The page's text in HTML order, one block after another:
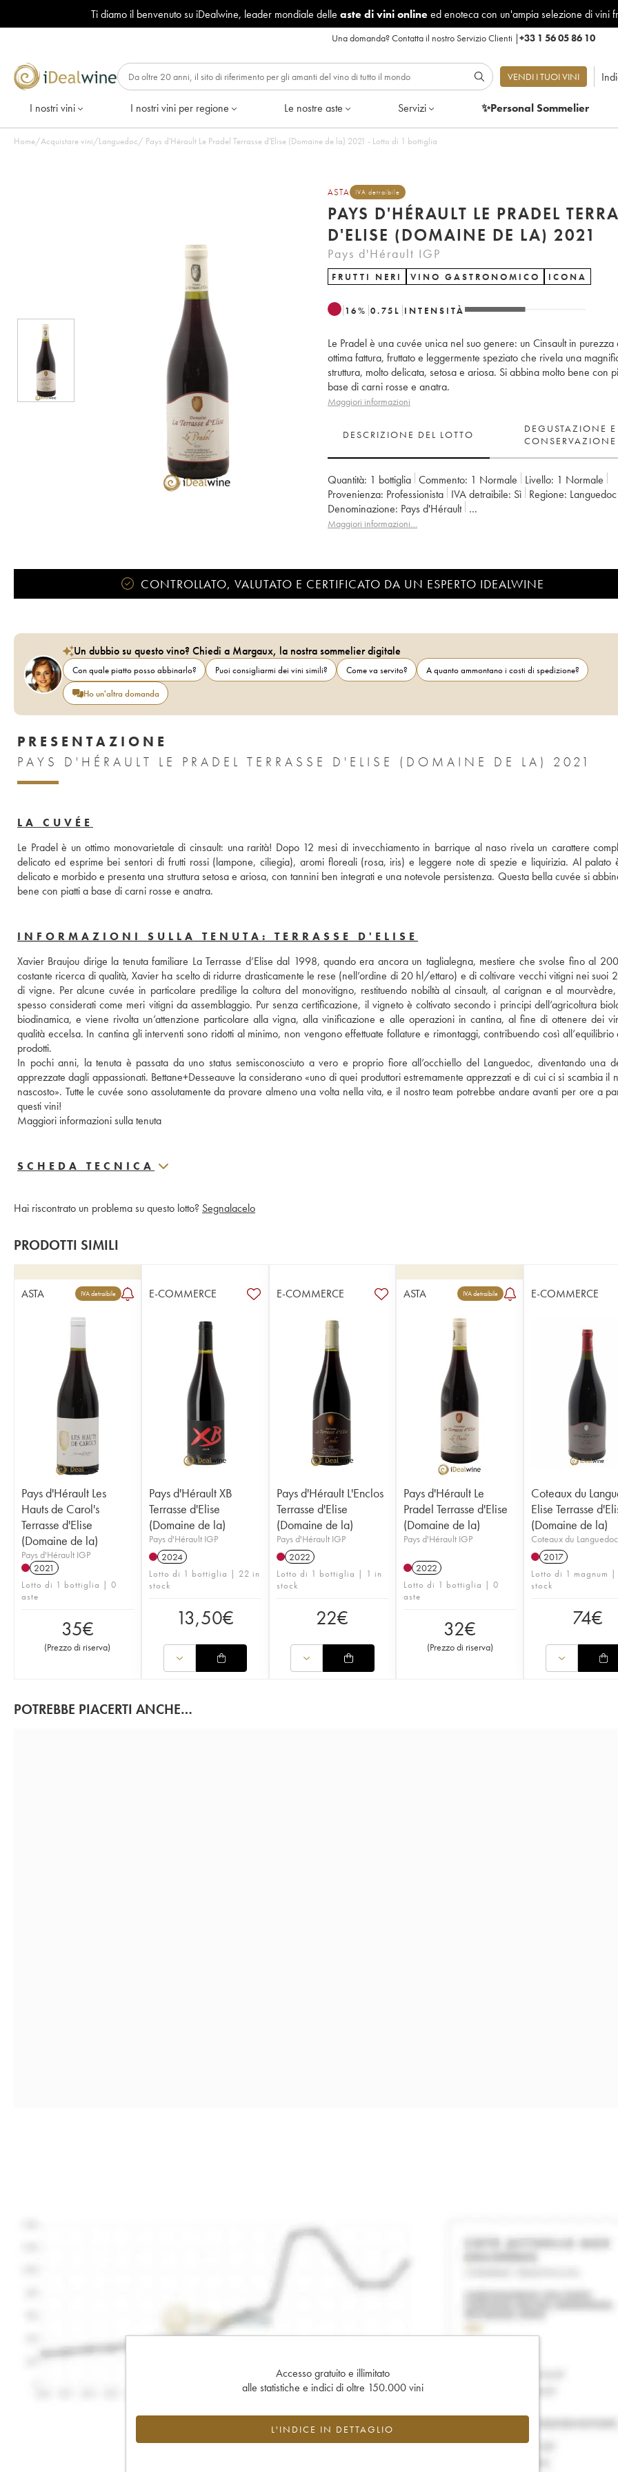
Ti diamo il benvenuto su iDealwine, leader mondiale delle aste di vini onlineed enoteca con un'ampia selezione di vini
Una domanda?Contatta il nostro Servizio Clienti |+33 1 56 05 86 10
VENDI I TUOI VINI
I nostri vini I nostri vini per regione Le nostre aste Servizi ✨Personal Sommelier
Home/Acquistare vini/Languedoc/ Pays d'Hérault Le Pradel Terrasse d'Elise (Domaine de la) 2021 - Lotto di 1 bottiglia
ASTA IVA detraibile
PAYS D'HÉRAULT LE PRADEL
D'ELISE (DOMAINE DE LA) 2021
Pays d'Hérault IGP
FRUTTI NERI VINO GASTRONOMICO ICONA
16% 0.75 L INTENSITÀ
Le Pradel è una cuvée unica nel suo genere: un Cinsault in purezza
ottima fattura, fruttato e leggermente speziato che rivela una
struttura, molto delicata, setosa e ariosa. Si abbina molto bene con
base di carni rosse e anatra.
Maggiori informazioni
DESCRIZIONE DEL LOTTO
DEGUSTAZIONE E
CONSERVAZIONE
Quantità: 1 bottiglia Commento: 1 Normale Livello: 1 Normale
Provenienza:
professionista IVA detraibile: sì Regione: Languedoc
Denominazione: Pays d'Hérault
Proprietario: Terrasse d'Elise (Domaine de la)
Maggiori informazioni…
CONTROLLATO, VALUTATO E CERTIFICATO DA UN ESPERTO IDEALWINE
Un dubbio su questo vino? Chiedi a Margaux, la nostra sommelier digitale
Con quale piatto posso abbinarlo? Puoi consigliarmi dei vini simili? Come va servito?
A quanto ammontano i costi di spedizione?
Ho un'altra domanda
PRESENTAZIONE
PAYS D'HÉRAULT LE PRADEL TERRASSE D'ELISE (DOMAINE DE LA) 2021
LA CUVÉE
Le Pradel è un ottimo monovarietale di cinsault: una rarità! Dopo 12 mesi di invecchiamento in barrique al naso rivela un carattere
delicato ed esprime bei sentori di frutti rossi (lampone, ciliegia), aromi floreali (rosa, iris) e leggere note di spezie e liquirizia. Al palato
delicato e morbido e presenta una struttura setosa e ariosa, con tannini ben integrati e una notevole persistenza. Questa bella cuvée si
bene con piatti a base di carni rosse e anatra.
INFORMAZIONI SULLA TENUTA: TERRASSE D'ELISE
Xavier Braujou dirige la tenuta familiare La Terrasse d’Elise dal 1998, quando era ancora un taglialegna, mestiere che svolse fino al
costante ricerca di qualità, Xavier ha scelto di ridurre drasticamente le rese (nell’ordine di 20 hl/ettaro) e di coltivare vecchi vitigni nei suoi
di vigne. Per alcune cuvée in particolare predilige la coltura del monovitigno, restituendo nobiltà al cinsault, al carignan e al
spesso considerati come meri vitigni da assemblaggio. Pur senza certificazione, il vigneto è coltivato secondo i principi dell’agricoltura
biodinamica, e viene rivolta un’attenzione particolare alla vigna, alla vinificazione e alle operazioni in cantina, al fine di ottenere dei
qualità eccelsa. In cantina gli interventi sono ridotti al minimo, non vengono effettuate follature e rimontaggi, contribuendo così all’equilibrio
prodotti.
In pochi anni, la tenuta è passata da uno status semisconosciuto a vero e proprio fiore all’occhiello del Languedoc, diventando una
apprezzate dagli appassionati. Bettane+Desseauve la considerano «uno di quei produttori estremamente apprezzati e di cui ci si scambia il
nascosto». Tutte le cuvée sono assolutamente da provare almeno una volta nella vita, e il nostro team potrebbe andare avanti per ore a
questi vini!
Maggiori informazioni sulla tenuta
SCHEDA TECNICA
Hai riscontrato un problema su questo lotto? Segnalacelo
PRODOTTI SIMILI
ASTA IVA detraibile
Pays d'Hérault Les
Hauts de Carol's
Terrasse d'Elise
(Domaine de la)
Pays d'Hérault IGP
2021
Lotto di 1 bottiglia | 0
aste
35€
(Prezzo di riserva)
E-COMMERCE
Pays d'Hérault XB
Terrasse d'Elise
(Domaine de la)
Pays d'Hérault IGP
2024
Lotto di 1 bottiglia | 22 in
stock
13,50€
E-COMMERCE
Pays d'Hérault L'Enclos
Terrasse d'Elise
(Domaine de la)
Pays d'Hérault IGP
2022
Lotto di 1 bottiglia | 1 in
stock
22€
ASTA IVA detraibile
Pays d'Hérault Le
Pradel Terrasse d'Elise
(Domaine de la)
Pays d'Hérault IGP
2022
Lotto di 1 bottiglia | 0
aste
32€
(Prezzo di riserva)
E-COMMERCE
Coteaux du
Elise Terrasse
(Domaine de la)
Coteaux du
2017
Lotto di 1 magnum
stock
74€
POTREBBE PIACERTI ANCHE…
Accesso gratuito e illimitato
alle statistiche e indici di oltre 150.000 vini
L'INDICE IN DETTAGLIO